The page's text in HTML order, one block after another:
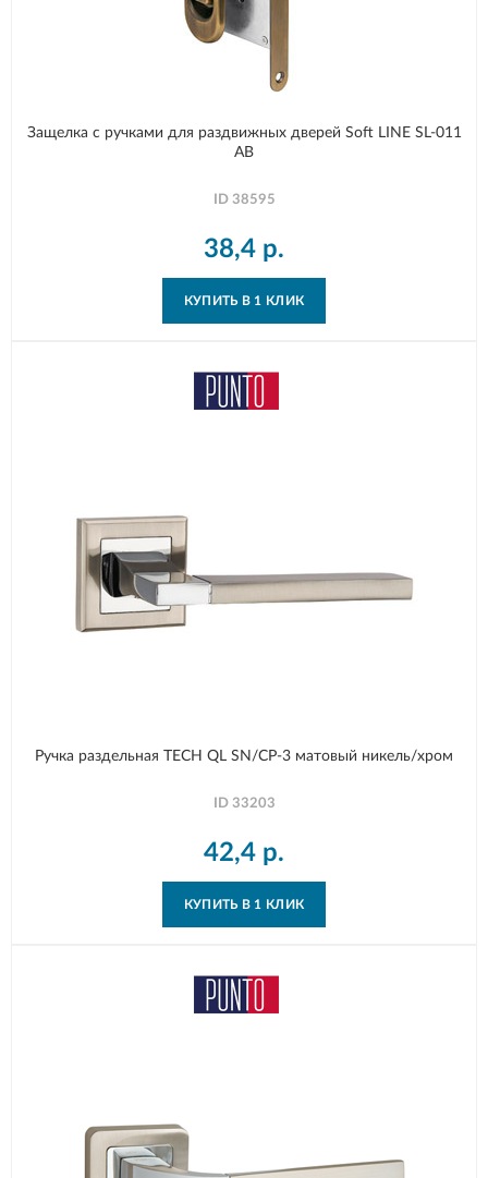
Защелка с ручками для раздвижных дверей Soft LINE SL-011
AB
ID 38595
38,4 р.
КУПИТЬ В 1 КЛИК
Ручка раздельная TECH QL SN/CP-3 матовый никель/хром
ID 33203
42,4 р.
КУПИТЬ В 1 КЛИК